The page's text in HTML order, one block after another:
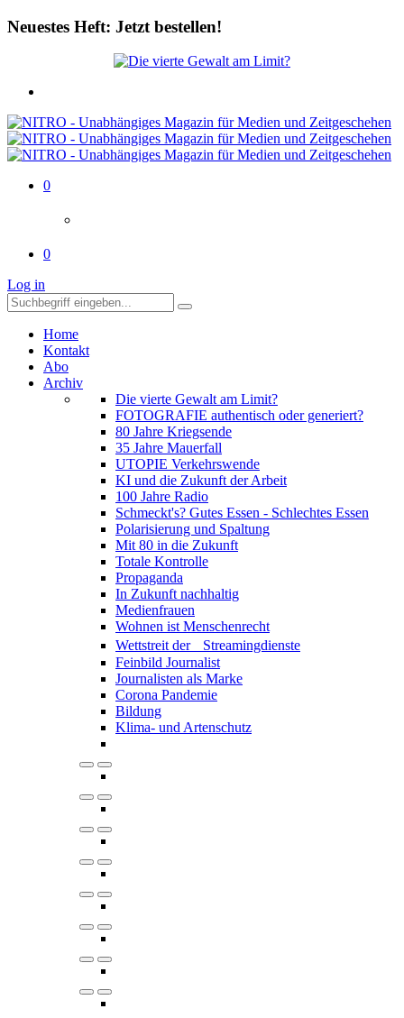
Neuestes Heft: Jetzt bestellen!
0
0
Log in
Home
Kontakt
Abo
Archiv
Die vierte Gewalt am Limit?
FOTOGRAFIE authentisch oder generiert?
80 Jahre Kriegsende
35 Jahre Mauerfall
UTOPIE Verkehrswende
KI und die Zukunft der Arbeit
100 Jahre Radio
Schmeckt's? Gutes Essen - Schlechtes Essen
Polarisierung und Spaltung
Mit 80 in die Zukunft
Totale Kontrolle
Propaganda
In Zukunft nachhaltig
Medienfrauen
Wohnen ist Menschenrecht
Wettstreit der Streamingdienste
Feinbild Journalist
Journalisten als Marke
Corona Pandemie
Bildung
Klima- und Artenschutz